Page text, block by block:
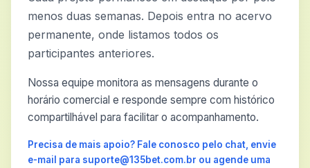
menos duas semanas. Depois entra no acervo
permanente, onde listamos todos os
participantes anteriores.
Nossa equipe monitora as mensagens durante o
horário comercial e responde sempre com histórico
compartilhável para facilitar o acompanhamento.
Precisa de mais apoio? Fale conosco pelo chat, envie
e-mail para suporte@135bet.com.br ou agende uma